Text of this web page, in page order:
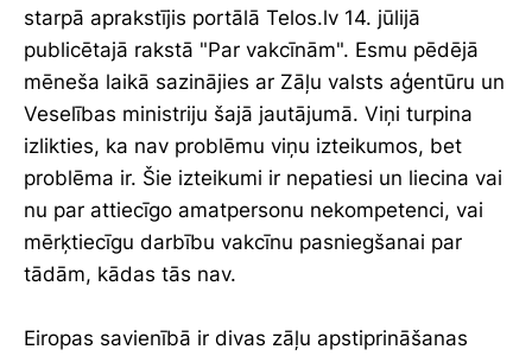
starpā aprakstījis portālā Telos.lv 14. jūlijā
publicētajā rakstā "Par vakcīnām". Esmu pēdējā
mēneša laikā sazinājies ar Zāļu valsts aģentūru un
Veselības ministriju šajā jautājumā. Viņi turpina
izlikties, ka nav problēmu viņu izteikumos, bet
problēma ir. Šie izteikumi ir nepatiesi un liecina vai
nu par attiecīgo amatpersonu nekompetenci, vai
mērķtiecīgu darbību vakcīnu pasniegšanai par
tādām, kādas tās nav.
Eiropas savienībā ir divas zāļu apstiprināšanas